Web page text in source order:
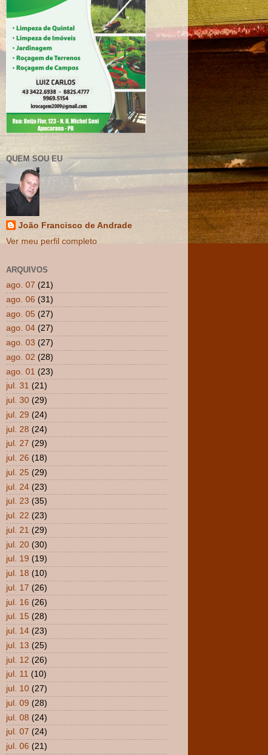
QUEM SOU EU
João Francisco de Andrade
Ver meu perfil completo
ARQUIVOS
ago. 07 (21)
ago. 06 (31)
ago. 05 (27)
ago. 04 (27)
ago. 03 (27)
ago. 02 (28)
ago. 01 (23)
jul. 31 (21)
jul. 30 (29)
jul. 29 (24)
jul. 28 (24)
jul. 27 (29)
jul. 26 (18)
jul. 25 (29)
jul. 24 (23)
jul. 23 (35)
jul. 22 (23)
jul. 21 (29)
jul. 20 (30)
jul. 19 (19)
jul. 18 (10)
jul. 17 (26)
jul. 16 (26)
jul. 15 (28)
jul. 14 (23)
jul. 13 (25)
jul. 12 (26)
jul. 11 (10)
jul. 10 (27)
jul. 09 (28)
jul. 08 (24)
jul. 07 (24)
jul. 06 (21)